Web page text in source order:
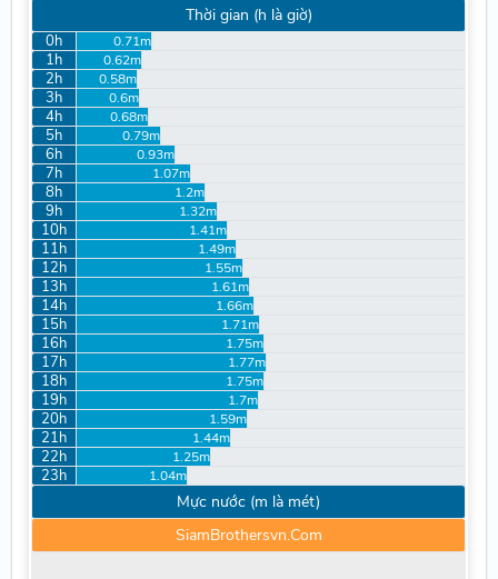
Thời gian (h là giờ)
0h 0.71m
1h 0.62m
2h 0.58m
3h 0.6m
4h 0.68m
5h 0.79m
6h 0.93m
7h 1.07m
8h 1.2m
9h 1.32m
10h 1.41m
11h 1.49m
12h 1.55m
13h 1.61m
14h 1.66m
15h 1.71m
16h 1.75m
17h 1.77m
18h 1.75m
19h 1.7m
20h 1.59m
21h 1.44m
22h 1.25m
23h 1.04m
Mực nước (m là mét)
SiamBrothersvn.Com